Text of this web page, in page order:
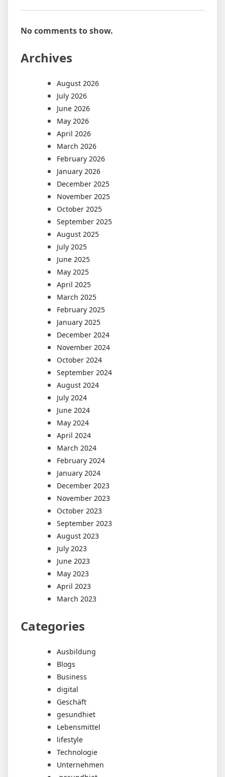
No comments to show.
Archives
August 2026
July 2026
June 2026
May 2026
April 2026
March 2026
February 2026
January 2026
December 2025
November 2025
October 2025
September 2025
August 2025
July 2025
June 2025
May 2025
April 2025
March 2025
February 2025
January 2025
December 2024
November 2024
October 2024
September 2024
August 2024
July 2024
June 2024
May 2024
April 2024
March 2024
February 2024
January 2024
December 2023
November 2023
October 2023
September 2023
August 2023
July 2023
June 2023
May 2023
April 2023
March 2023
Categories
Ausbildung
Blogs
Business
digital
Geschäft
gesundhiet
Lebensmittel
lifestyle
Technologie
Unternehmen